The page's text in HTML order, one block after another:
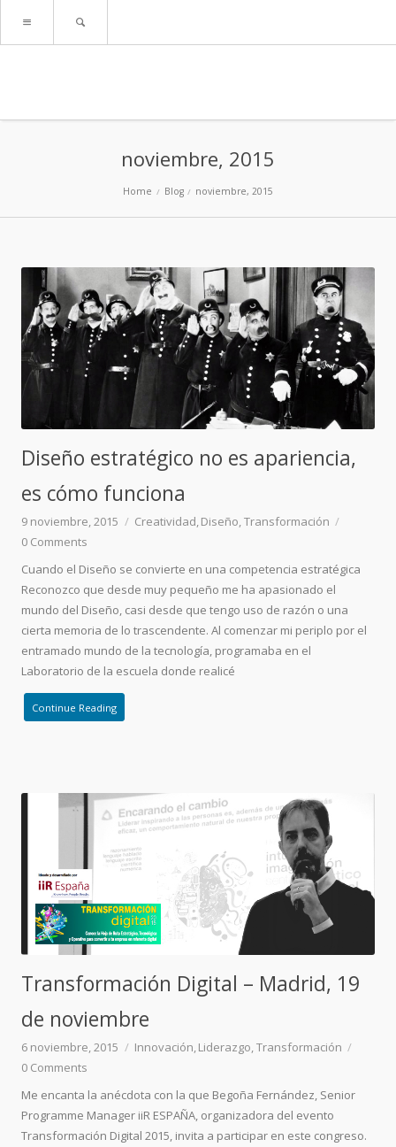
noviembre, 2015
Home Blog noviembre, 2015
Diseño estratégico no es apariencia,
es cómo funciona
9 noviembre, 2015 Creatividad Diseño Transformación
0 Comments
Cuando el Diseño se convierte en una competencia estratégica
Reconozco que desde muy pequeño me ha apasionado el
mundo del Diseño, casi desde que tengo uso de razón o una
cierta memoria de lo trascendente. Al comenzar mi periplo por el
entramado mundo de la tecnología, programaba en el
Laboratorio de la escuela donde realicé
Continue Reading
Transformación Digital – Madrid, 19
de noviembre
6 noviembre, 2015 Innovación Liderazgo Transformación
0 Comments
Me encanta la anécdota con la que Begoña Fernández, Senior
Programme Manager iiR ESPAÑA, organizadora del evento
Transformación Digital 2015, invita a participar en este congreso.